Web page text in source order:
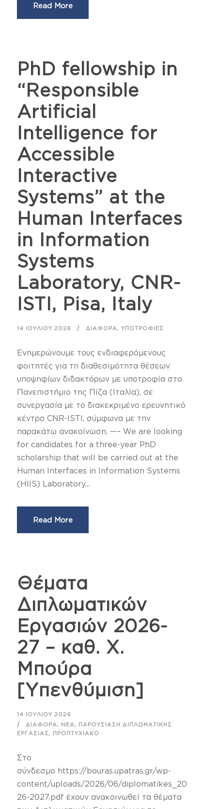
Read More
PhD fellowship in
“Responsible
Artificial
Intelligence for
Accessible
Interactive
Systems” at the
Human Interfaces
in Information
Systems
Laboratory, CNR-
ISTI, Pisa, Italy
14 ΙΟΥΛΊΟΥ 2026 ΔΙΆΦΟΡΑ, ΥΠΟΤΡΟΦΊΕΣ
Ενημερώνουμε τους ενδιαφερόμενους
φοιτητές για τη διαθεσιμότητα θέσεων
υποψηφίων διδακτόρων με υποτροφία στο
Πανεπιστήμιο της Πίζα (Ιταλία), σε
συνεργασία με το διακεκριμένο ερευνητικό
κέντρο CNR-ISTI, σύμφωνα με την
παρακάτω ανακοίνωση. —– We are looking
for candidates for a three-year PhD
scholarship that will be carried out at the
Human Interfaces in Information Systems
(HIIS) Laboratory...
Read More
Θέματα
Διπλωματικών
Εργασιών 2026-
27 – καθ. Χ.
Μπούρα
[Υπενθύμιση]
14 ΙΟΥΛΊΟΥ 2026
ΔΙΆΦΟΡΑ, ΝΈΑ, ΠΑΡΟΥΣΊΑΣΗ ΔΙΠΛΩΜΑΤΙΚΉΣ
ΕΡΓΑΣΊΑΣ, ΠΡΟΠΤΥΧΙΑΚΌ
Στο
σύνδεσμο https://bouras.upatras.gr/wp-
content/uploads/2026/06/diplomatikes_20
26-2027.pdf έχουν ανακοινωθεί τα θέματα